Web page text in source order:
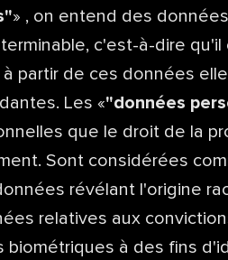
» , on entend des
c'est-à-dire
partir de ces données
Les «"données
que le droit de la
Sont considérées
révélant l'origine
relatives aux
biométriques à des fins